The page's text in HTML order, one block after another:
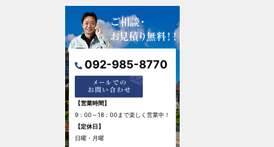
2026年4月
2026年3月
2026年1月
2025年12月
2025年11月
092-985-8770
【営業時間】
9：00～18：00まで楽しく営業中！
【定休日】
日曜・月曜